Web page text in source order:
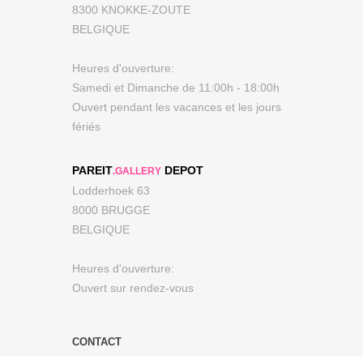
8300 KNOKKE-ZOUTE
BELGIQUE
Heures d'ouverture:
Samedi et Dimanche de 11:00h - 18:00h
Ouvert pendant les vacances et les jours
fériés
PAREIT.GALLERY DEPOT
Lodderhoek 63
8000 BRUGGE
BELGIQUE
Heures d'ouverture:
Ouvert sur rendez-vous
CONTACT